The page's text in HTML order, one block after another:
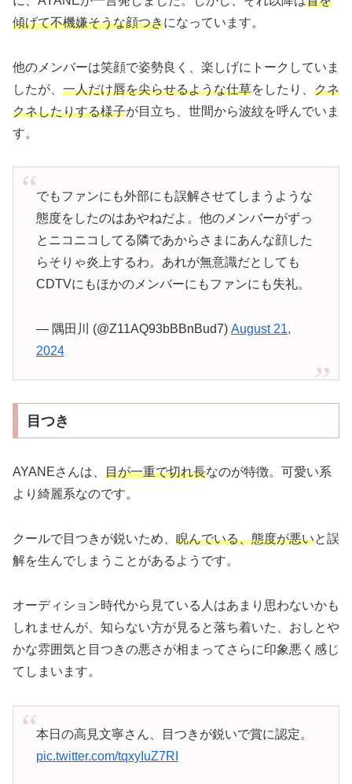
傾げて不機嫌そうな顔つきになっています。
他のメンバーは笑顔で姿勢良く、楽しげにトークしていま
したが、 一人だけ唇を尖らせるような仕草をしたり、 クネ
クネしたりする様子が目立ち、世間から波紋を呼んでいま
す。
でもファンにも外部にも誤解させてしまうような
態度をしたのはあやねだよ。他のメンバーがずっ
とニコニコしてる隣であからさまにあんな顔した
らそりゃ炎上するわ。あれが無意識だとしても
CDTVにもほかのメンバーにもファンにも失礼。
— 隅田川 (@Z11AQ93bBBnBud7) August 21,
2024
目つき
AYANEさんは、 目が一重で切れ長なのが特徴。可愛い系
より綺麗系なのです。
クールで目つきが鋭いため、 睨んでいる、態度が悪いと誤
解を生んでしまうことがあるようです。
オーディション時代から見ている人はあまり思わないかも
しれませんが、知らない方が見ると落ち着いた、おしとや
かな雰囲気と目つきの悪さが相まってさらに印象悪く感じ
てしまいます。
本日の高見文寧さん、目つきが鋭いで賞に認定。
pic.twitter.com/tqxyIuZ7RI